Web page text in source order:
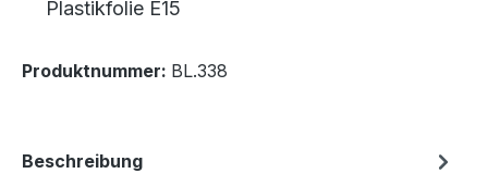
Plastikfolie E15
Produktnummer: BL.338
Beschreibung